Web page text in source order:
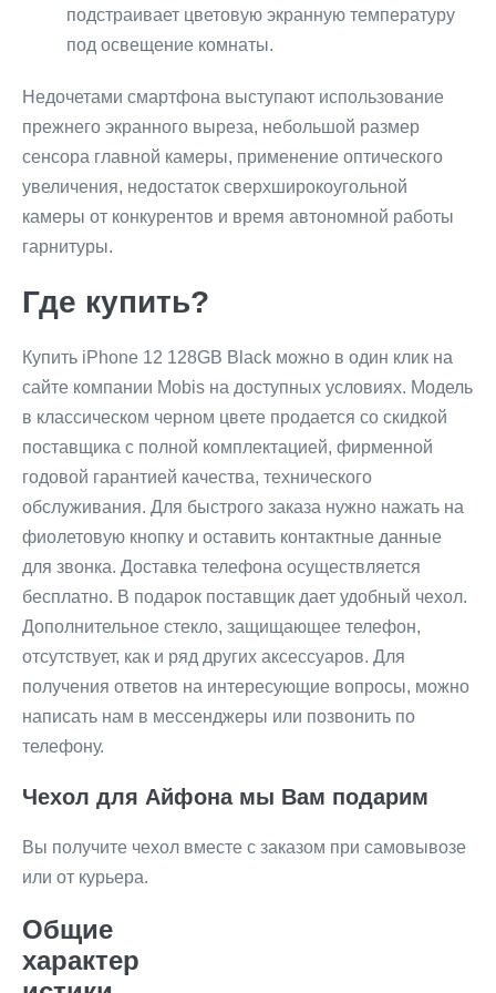
подстраивает цветовую экранную температуру
под освещение комнаты.
Недочетами смартфона выступают использование
прежнего экранного выреза, небольшой размер
сенсора главной камеры, применение оптического
увеличения, недостаток сверхширокоугольной
камеры от конкурентов и время автономной работы
гарнитуры.
Где купить?
Купить iPhone 12 128GB Black можно в один клик на
сайте компании Mobis на доступных условиях. Модель
в классическом черном цвете продается со скидкой
поставщика с полной комплектацией, фирменной
годовой гарантией качества, технического
обслуживания. Для быстрого заказа нужно нажать на
фиолетовую кнопку и оставить контактные данные
для звонка. Доставка телефона осуществляется
бесплатно. В подарок поставщик дает удобный чехол.
Дополнительное стекло, защищающее телефон,
отсутствует, как и ряд других аксессуаров. Для
получения ответов на интересующие вопросы, можно
написать нам в мессенджеры или позвонить по
телефону.
Чехол для Айфона мы Вам подарим
Вы получите чехол вместе с заказом при самовывозе
или от курьера.
Общие
характер